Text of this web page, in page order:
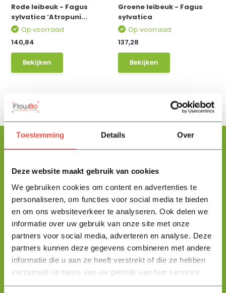
Toestemming Details Over
Deze website maakt gebruik van cookies
We gebruiken cookies om content en advertenties te
personaliseren, om functies voor social media te bieden
en om ons websiteverkeer te analyseren. Ook delen we
informatie over uw gebruik van onze site met onze
partners voor social media, adverteren en analyse. Deze
partners kunnen deze gegevens combineren met andere
informatie die u aan ze heeft verstrekt of die ze hebben
verzameld op basis van uw gebruik van hun services.
Rode leibeuk - Fagus
sylvatica ‘Atropuni...
Op voorraad
140,84
Bekijken
Groene leibeuk - Fagus
sylvatica
Op voorraad
137,28
Bekijken
Floris helpt je graag
met zoeken!
Stuur mij een berichtje en ik help je jouw product uit te zoeken
en vertel je alles wat je moet weten.
Help mij kiezen
+31 344 23 44 64
info@flowbo.nl